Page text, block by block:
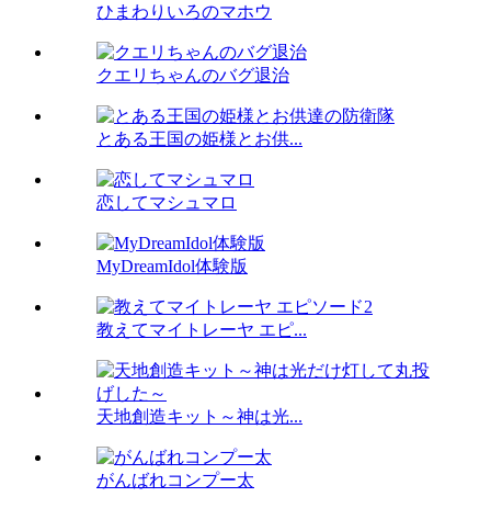
ひまわりいろのマホウ
クエリちゃんのバグ退治
とある王国の姫様とお供...
恋してマシュマロ
MyDreamIdol体験版
教えてマイトレーヤ エピ...
天地創造キット～神は光...
がんばれコンプー太